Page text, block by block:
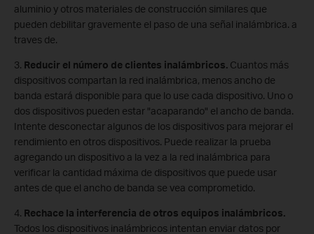
aluminio y otros materiales de construcción similares que
pueden debilitar gravemente el paso de una señal inalámbrica. a
traves de.
3. Reducir el número de clientes inalámbricos. Cuantos más
dispositivos compartan la red inalámbrica, menos ancho de
banda estará disponible para que lo use cada dispositivo. Uno o
dos dispositivos pueden estar "acaparando" el ancho de banda.
Intente desconectar algunos de los dispositivos para mejorar el
rendimiento en otros dispositivos. Puede realizar la prueba
agregando un dispositivo a la vez a la red inalámbrica para
verificar la cantidad máxima de dispositivos que puede usar
antes de que el ancho de banda se vea comprometido.
4. Rechace la interferencia de otros equipos inalámbricos.
Todos los dispositivos inalámbricos intentan enviar datos por